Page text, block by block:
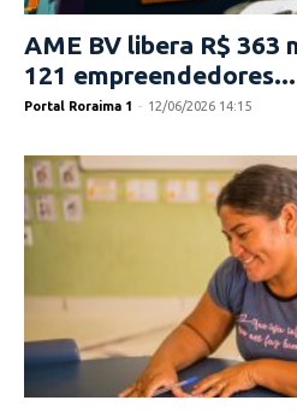
AME BV libera R$ 363
121 empreendedores...
Portal Roraima 1 - 12/06/2026 14:15